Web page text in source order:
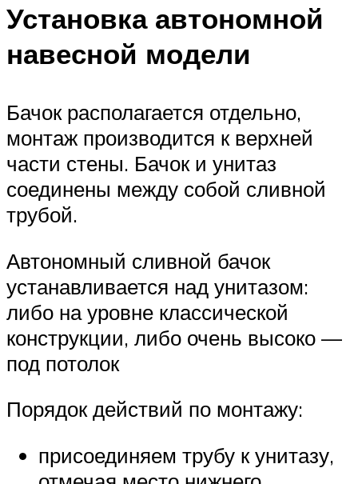
Установка автономной
навесной модели
Бачок располагается отдельно,
монтаж производится к верхней
части стены. Бачок и унитаз
соединены между собой сливной
трубой.
Автономный сливной бачок
устанавливается над унитазом:
либо на уровне классической
конструкции, либо очень высоко —
под потолок
Порядок действий по монтажу:
присоединяем трубу к унитазу,